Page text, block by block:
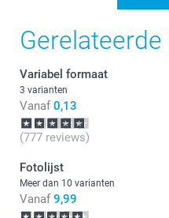
Variabel formaat
3 varianten
Vanaf 0,13
(777 reviews)
Fotolijst
Meer dan 10 varianten
Vanaf 9,99